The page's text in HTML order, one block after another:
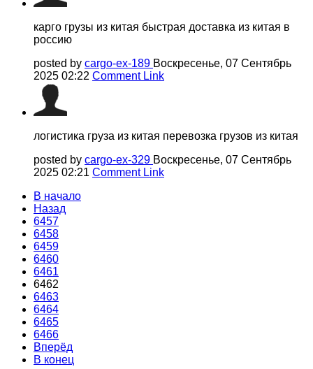
карго грузы из китая быстрая доставка из китая в
россию
posted by cargo-ex-189 Воскресенье, 07 Сентябрь
2025 02:22 Comment Link
логистика груза из китая перевозка грузов из китая
posted by cargo-ex-329 Воскресенье, 07 Сентябрь
2025 02:21 Comment Link
В начало
Назад
6457
6458
6459
6460
6461
6462
6463
6464
6465
6466
Вперёд
В конец